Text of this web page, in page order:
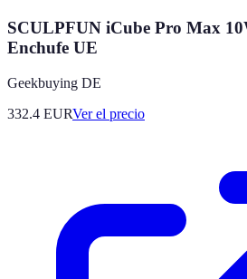
SCULPFUN iCube Pro Max
Enchufe UE
Geekbuying DE
332.4 EURVer el precio